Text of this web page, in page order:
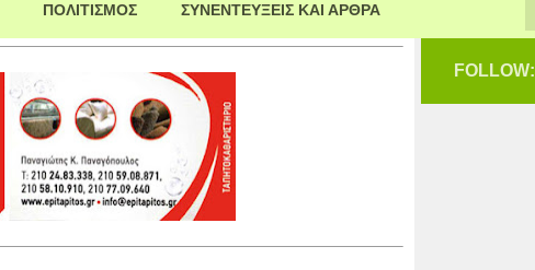
ΠΟΛΙΤΙΣΜΟΣ ΣΥΝΕΝΤΕΥΞΕΙΣ ΚΑΙ ΑΡΘΡΑ
FOLLOW: